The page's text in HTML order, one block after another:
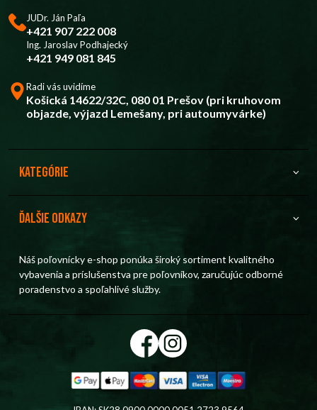
JUDr. Ján Paľa
+421 907 222 008
Ing. Jaroslav Podhajecký
+421 949 081 845
Radi vás uvidíme
Košická 14622/32C, 080 01 Prešov (pri kruhovom
objazde, výjazd Lemešany, pri autoumyvárke)
Kategórie
Ďalšie odkazy
Náš poľovnícky e-shop ponúka široký sortiment kvalitného
vybavenia a príslušenstva pre poľovníkov, zaručujúc odborné
poradenstvo a spoľahlivé služby.